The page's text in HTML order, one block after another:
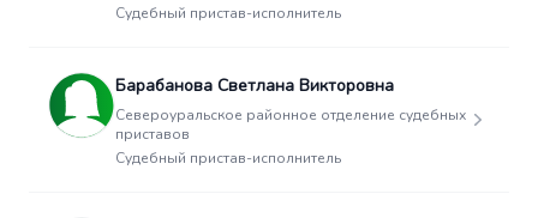
Судебный пристав-исполнитель
Барабанова Светлана Викторовна
Североуральское районное отделение судебных
приставов
Судебный пристав-исполнитель